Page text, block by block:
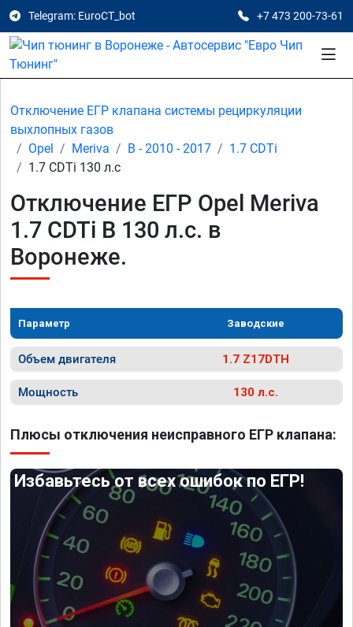
Telegram: EuroCT_bot +7 473 200-73-61
Отключение ЕГР клапана системы рециркуляции
выхлопных газов
Opel
Meriva B - 2010 - 2017
1.7 CDTi
1.7 CDTi 130 л.с
Отключение ЕГР Opel Meriva
1.7 CDTi B 130 л.с. в
Воронеже.
Параметр Заводские
Объем двигателя 1.7 Z17DTH
Мощность 130 л.с.
Плюсы отключения неисправного ЕГР клапана:
Избавьтесь от всех ошибок по ЕГР!